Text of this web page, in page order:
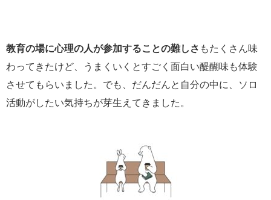
教育の場に心理の人が参加することの難しさ もたくさん味
わってきたけど、うまくいくとすごく面白い醍醐味も体験
させてもらいました。でも、だんだんと自分の中に、ソロ
活動がしたい気持ちが芽生えてきました。